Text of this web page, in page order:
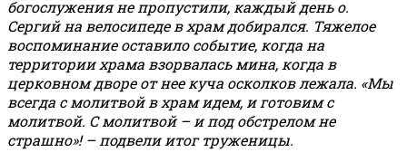
богослужения не пропустили, каждый день о.
Сергий на велосипеде в храм добирался. Тяжелое
воспоминание оставило событие, когда на
территории храма взорвалась мина, когда в
церковном дворе от нее куча осколков лежала. «Мы
всегда с молитвой в храм идем, и готовим с
молитвой. С молитвой – и под обстрелом не
страшно»! – подвели итог труженицы.